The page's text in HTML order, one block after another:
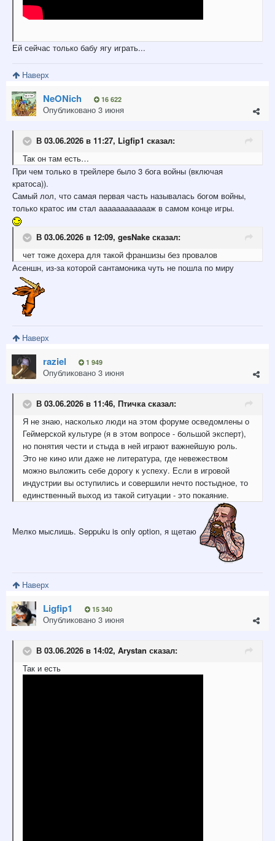
Ей сейчас только бабу ягу играть...
Наверх
NeONich 16 622
Опубликовано 3 июня
В 03.06.2026 в 11:27, Ligfip1 сказал:
Так он там есть…
При чем только в трейлере было 3 бога войны (включая
кратоса)).
Самый лол, что самая первая часть называлась богом войны,
только кратос им стал ааааааааааааж в самом конце игры.
В 03.06.2026 в 12:09, gesNake сказал:
чет тоже дохера для такой франшизы без провалов
Асеншн, из-за которой сантамоника чуть не пошла по миру
Наверх
raziel 1 949
Опубликовано 3 июня
В 03.06.2026 в 11:46, Птичкасказал:
Я не знаю, насколько люди на этом форуме осведомлены о
Геймерской культуре (я в этом вопросе - большой эксперт),
но понятия чести и стыда в ней играют важнейшую роль.
Это не кино или даже не литература, где невежеством
можно выложить себе дорогу к успеху. Если в игровой
индустрии вы оступились и совершили нечто постыдное, то
единственный выход из такой ситуации - это покаяние.
Мелко мыслишь. Seppuku is only option, я щетаю
Наверх
Ligfip1 15 340
Опубликовано 3 июня
В 03.06.2026 в 14:02, Arystan сказал:
Так и есть